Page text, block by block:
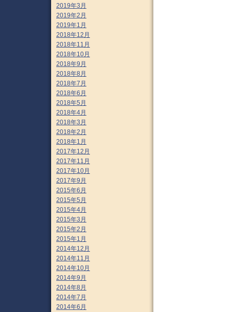
2019年3月
2019年2月
2019年1月
2018年12月
2018年11月
2018年10月
2018年9月
2018年8月
2018年7月
2018年6月
2018年5月
2018年4月
2018年3月
2018年2月
2018年1月
2017年12月
2017年11月
2017年10月
2017年9月
2015年6月
2015年5月
2015年4月
2015年3月
2015年2月
2015年1月
2014年12月
2014年11月
2014年10月
2014年9月
2014年8月
2014年7月
2014年6月